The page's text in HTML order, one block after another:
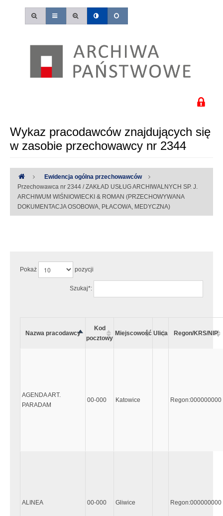
Wykaz pracodawców znajdujących się
w zasobie przechowawcy nr 2344
Ewidencja ogólna przechowawców
Przechowawca nr 2344 / ZAKŁAD USŁUG ARCHIWALNYCH SP. J.
ARCHIWUM WIŚNIOWIECKI & ROMAN (PRZECHOWYWANA
DOKUMENTACJA OSOBOWA, PŁACOWA, MEDYCZNA)
Pokaż pozycji
Szukaj*:
Nazwa pracodawcy
Kod
pocztowy
Miejscowość Ulica Regon/KRS/NIP
AGENDA ART.
PARADAM
00-000 Katowice Regon:000000000
ALINEA 00-000 Gliwice Regon:000000000